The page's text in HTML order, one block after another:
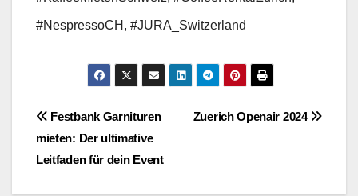
#NespressoCH, #JURA_Switzerland
Beitragsnavigation
Zuerich Openair 2024
Festbank Garnituren
mieten: Der ultimative
Leitfaden für dein Event